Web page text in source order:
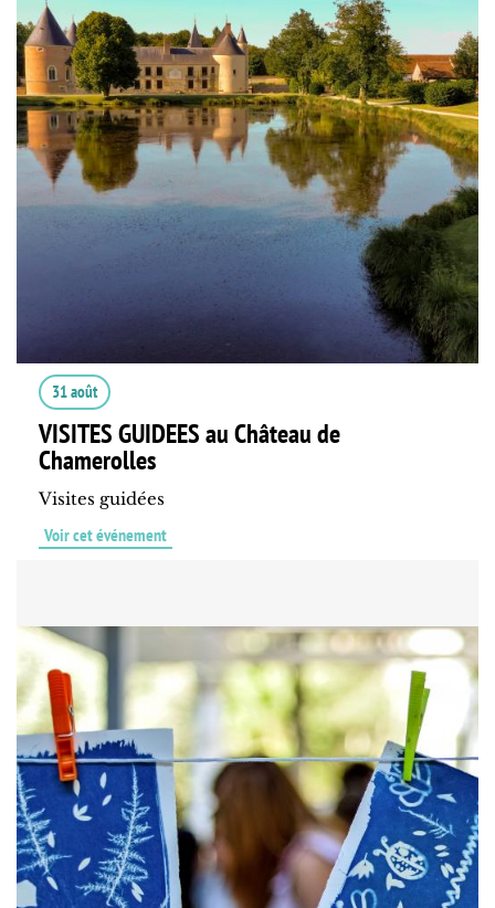
31 août
VISITES GUIDEES au Château de
Chamerolles
Visites guidées
Voir cet événement